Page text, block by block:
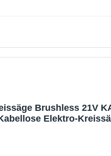
Brushless 21V
Elektro-